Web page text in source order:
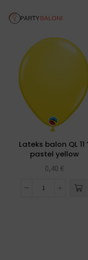
Lateks balon QL 11
pastel yellow
0,40 €